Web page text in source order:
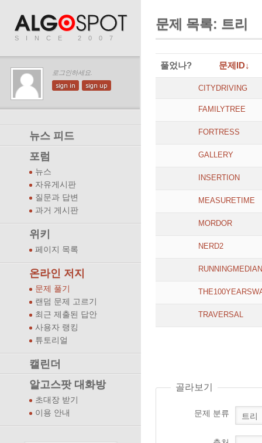
SINCE 2007
로그인하세요.
sign in sign up
뉴스 피드
포럼
뉴스
자유게시판
질문과 답변
과거 게시판
위키
페이지 목록
온라인 저지
문제 풀기
랜덤 문제 고르기
최근 제출된 답안
사용자 랭킹
튜토리얼
캘린더
알고스팟 대화방
초대장 받기
이용 안내
문제 목록: 트리
풀었나? 문제ID↓
CITYDRIVING
FAMILYTREE
FORTRESS
GALLERY
INSERTION
MEASURETIME
MORDOR
NERD2
RUNNINGMEDIAN
TRAVERSAL
골라보기
문제 분류